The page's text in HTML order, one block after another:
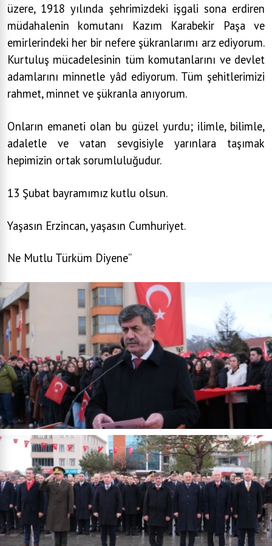
üzere, 1918 yılında şehrimizdeki işgali sona erdiren
müdahalenin komutanı Kazım Karabekir Paşa ve
emirlerindeki her bir nefere şükranlarımı arz ediyorum.
Kurtuluş mücadelesinin tüm komutanlarını ve devlet
adamlarını minnetle yâd ediyorum. Tüm şehitlerimizi
rahmet, minnet ve şükranla anıyorum.
Onların emaneti olan bu güzel yurdu; ilimle, bilimle,
adaletle ve vatan sevgisiyle yarınlara taşımak
hepimizin ortak sorumluluğudur.
13 Şubat bayramımız kutlu olsun.
Yaşasın Erzincan, yaşasın Cumhuriyet.
Ne Mutlu Türküm Diyene”